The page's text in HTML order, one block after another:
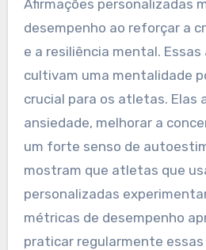
Afirmações personalizadas
desempenho ao reforçar a
e a resiliência mental. Essas
cultivam uma mentalidade
crucial para os atletas. Elas
ansiedade, melhorar a
um forte senso de
mostram que atletas que
personalizadas
métricas de desempenho
praticar regularmente essas